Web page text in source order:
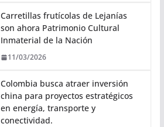
Carretillas frutícolas de Lejanías
son ahora Patrimonio Cultural
Inmaterial de la Nación
11/03/2026
Colombia busca atraer inversión
china para proyectos estratégicos
en energía, transporte y
conectividad.